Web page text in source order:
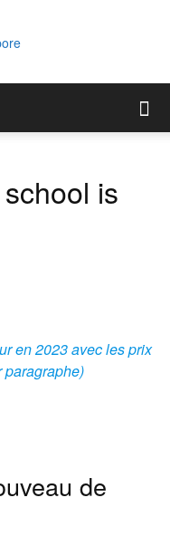
is
en 2023 avec les prix
paragraphe)
de